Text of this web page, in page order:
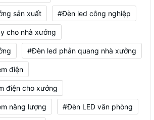
sản xuất #Đèn led công nghiệp
cho nhà xưởng
#Đèn led phản quang nhà xưởng
điện
điện cho xưởng
năng lượng #Đèn LED văn phòng